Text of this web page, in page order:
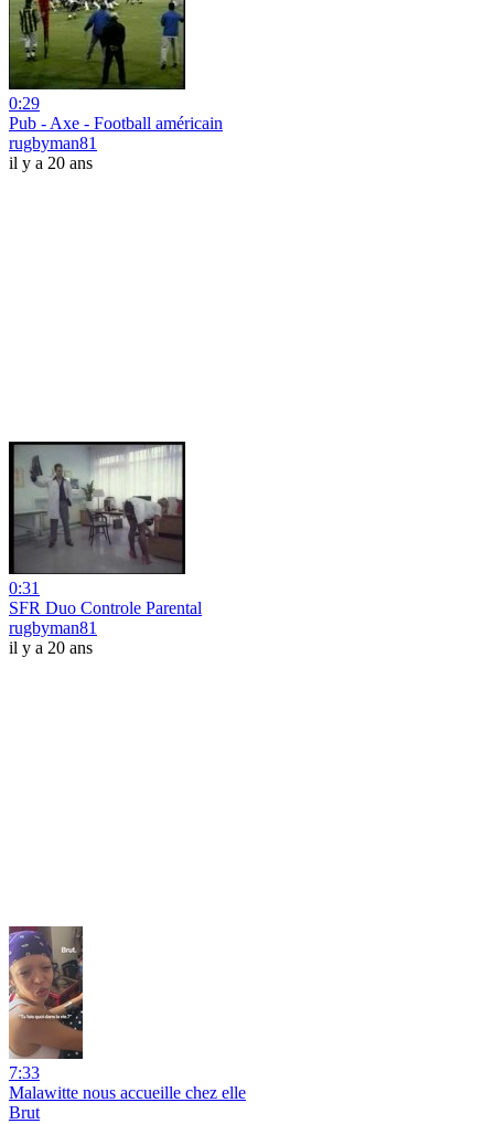
0:29
Pub - Axe - Football américain
rugbyman81
il y a 20 ans
0:31
SFR Duo Controle Parental
rugbyman81
il y a 20 ans
7:33
Malawitte nous accueille chez elle
Brut